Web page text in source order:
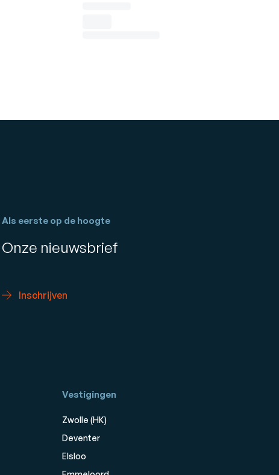
Als eerste op de hoogte
Onze nieuwsbrief
Inschrijven
Vestigingen
Zwolle (HK)
Deventer
Elsloo